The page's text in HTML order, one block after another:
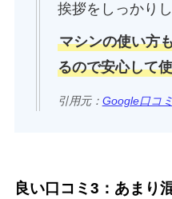
挨拶をしっかり
マシンの使い方
るので安心して
引用元： Google口コミ
良い口コミ3：あまり